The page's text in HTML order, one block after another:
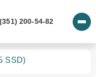
200-54-82
SSD)